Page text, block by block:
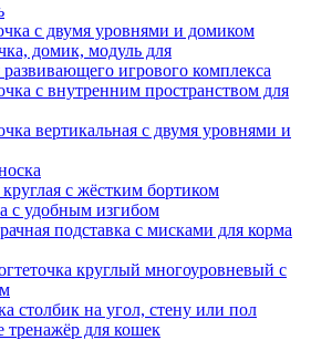
с двумя уровнями и домиком
домик, модуль для
игрового комплекса
с внутренним пространством для
вертикальная с двумя уровнями и
с жёстким бортиком
с удобным изгибом
подставка с мисками для корма
круглый многоуровневый с
столбик на угол, стену или пол
для кошек